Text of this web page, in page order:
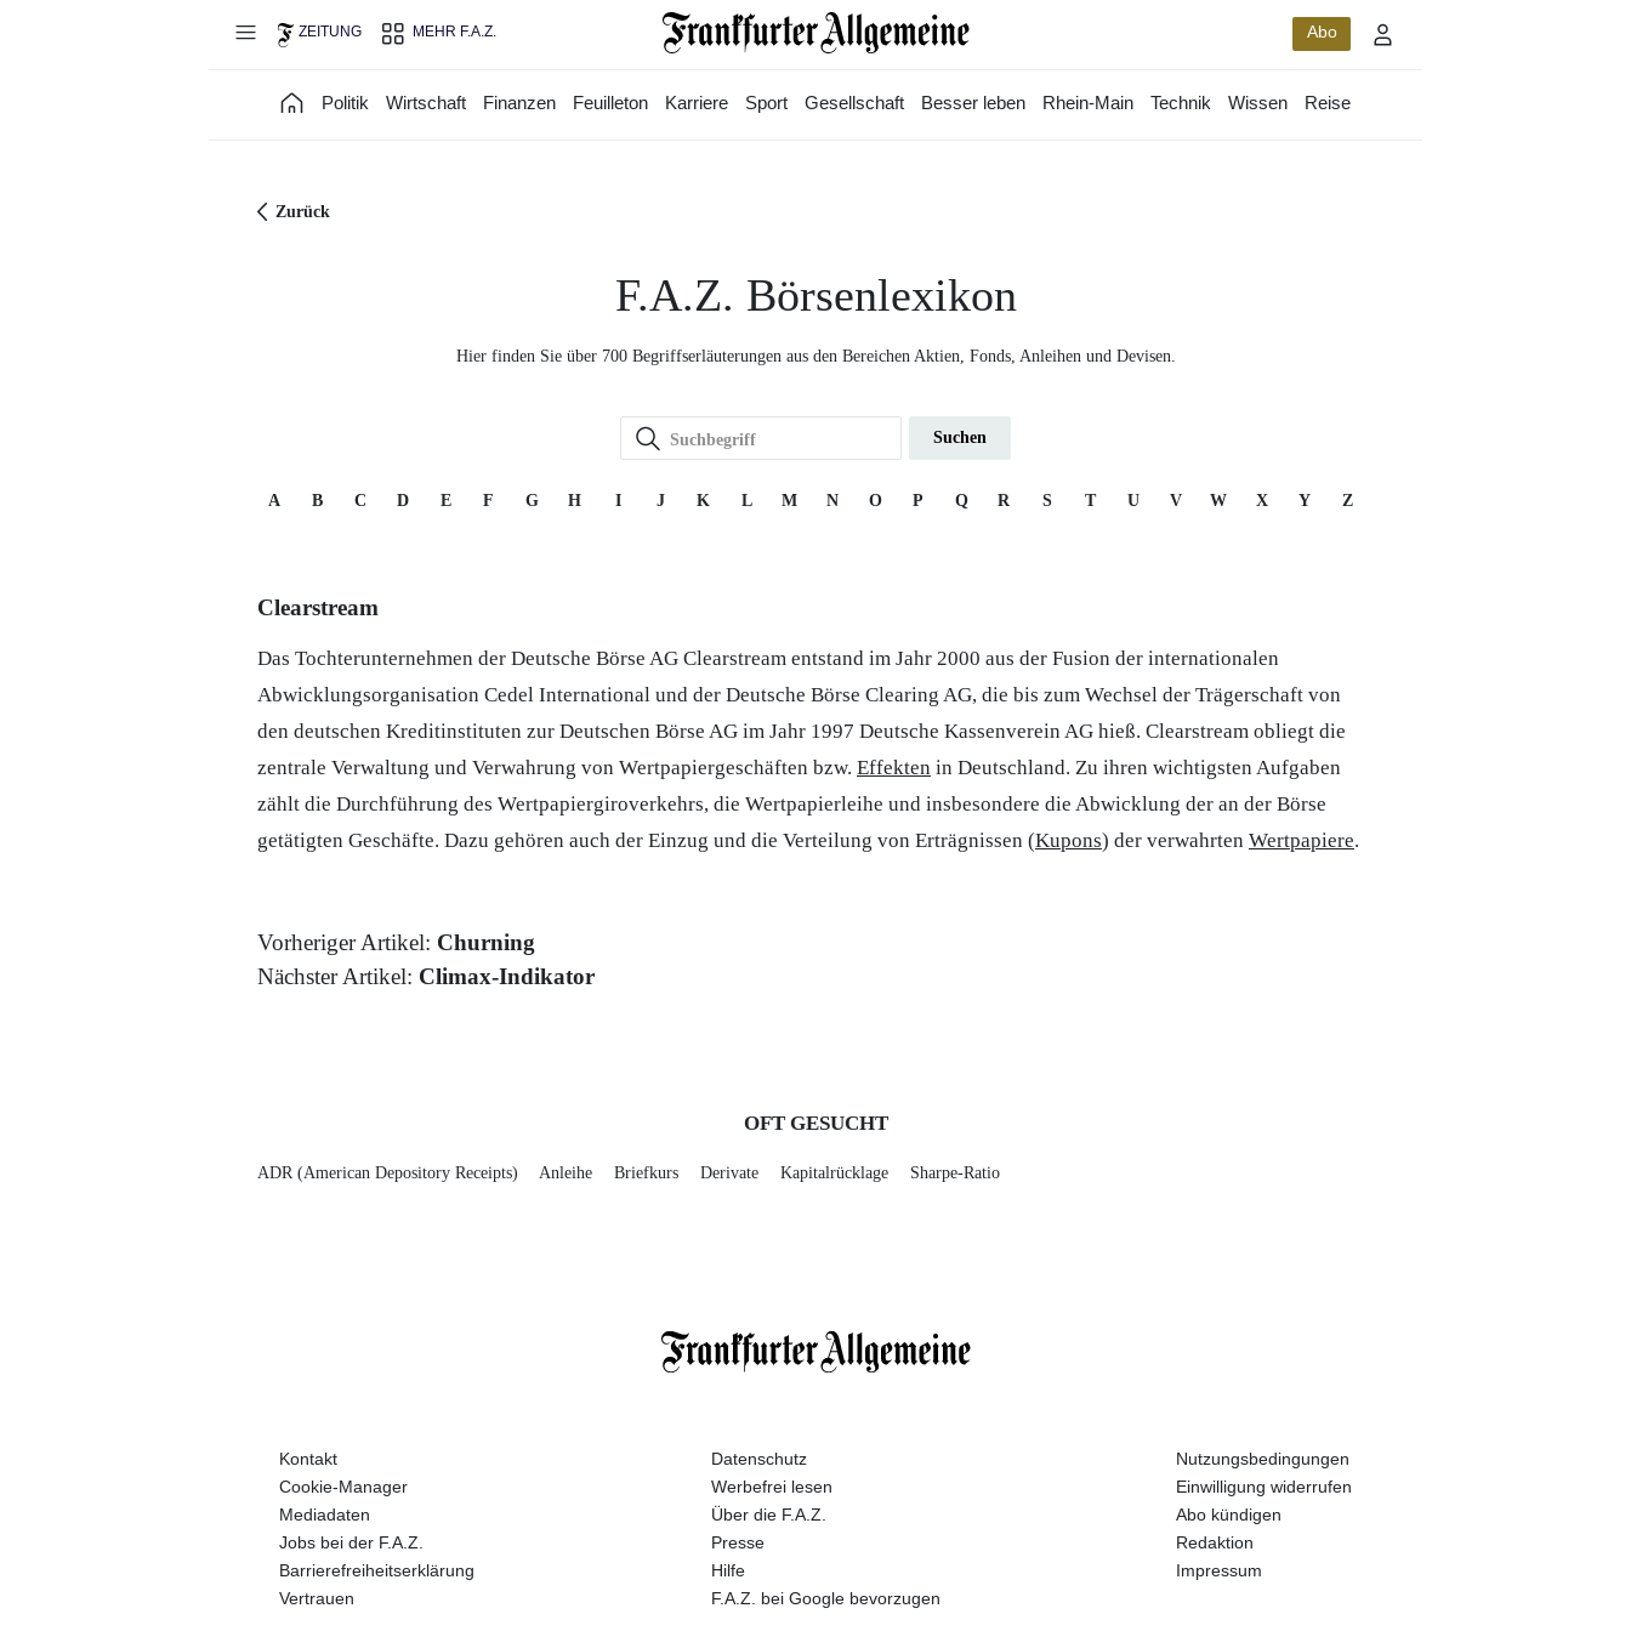
ZEITUNG MEHR F.A.Z. Abo
Politik Wirtschaft Finanzen Feuilleton Karriere Sport Gesellschaft Besser leben Rhein-Main Technik Wissen Reise
Zurück
F.A.Z. Börsenlexikon
Hier finden Sie über 700 Begriffserläuterungen aus den Bereichen Aktien, Fonds, Anleihen und Devisen.
Suchen
A B C D E F G H I J K L M N O P Q R S T U V W X Y Z
Clearstream
Das Tochterunternehmen der Deutsche Börse AG Clearstream entstand im Jahr 2000 aus der Fusion der internationalen
Abwicklungsorganisation Cedel International und der Deutsche Börse Clearing AG, die bis zum Wechsel der Trägerschaft von
den deutschen Kreditinstituten zur Deutschen Börse AG im Jahr 1997 Deutsche Kassenverein AG hieß. Clearstream obliegt die
zentrale Verwaltung und Verwahrung von Wertpapiergeschäften bzw. Effekten in Deutschland. Zu ihren wichtigsten Aufgaben
zählt die Durchführung des Wertpapiergiroverkehrs, die Wertpapierleihe und insbesondere die Abwicklung der an der Börse
getätigten Geschäfte. Dazu gehören auch der Einzug und die Verteilung von Erträgnissen (Kupons) der verwahrten Wertpapiere.
Vorheriger Artikel: Churning
Nächster Artikel: Climax-Indikator
OFT GESUCHT
ADR (American Depository Receipts) Anleihe Briefkurs Derivate Kapitalrücklage Sharpe-Ratio
Kontakt Datenschutz
Nutzungsbedingungen
Cookie-Manager
Werbefrei lesen
Einwilligung widerrufen
Mediadaten
Über die F.A.Z.
Abo kündigen
Jobs bei der F.A.Z.
Presse
Redaktion
Barrierefreiheitserklärung
Hilfe
Impressum
Vertrauen
F.A.Z. bei Google bevorzugen